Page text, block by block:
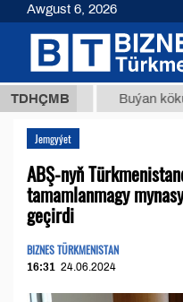
TDHÇMBBuýan köküniň
Jemgyýet
ABŞ-nyň
tamamlanmagy
geçirdi
BIZNES TÜRKMENISTAN
16:31 24.06.2024
Awgust 6, 2026